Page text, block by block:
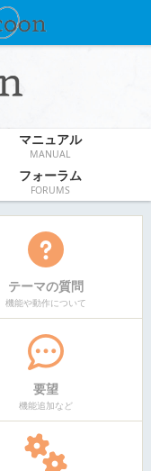
マニュアル
MANUAL
フォーラム
FORUMS
テーマの質問
機能や動作について
要望
機能追加など